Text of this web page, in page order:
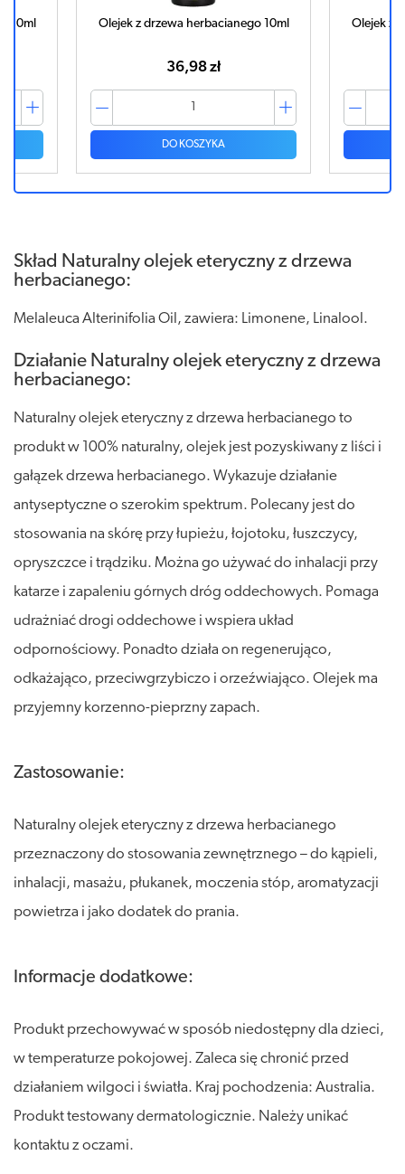
10ml Olejek z drzewa herbacianego 10ml
36,98 zł
DO KOSZYKA
Olejek z
Skład Naturalny olejek eteryczny z drzewa
herbacianego:
Melaleuca Alterinifolia Oil, zawiera: Limonene, Linalool.
Działanie Naturalny olejek eteryczny z drzewa
herbacianego:
Naturalny olejek eteryczny z drzewa herbacianego to
produkt w 100% naturalny, olejek jest pozyskiwany z liści i
gałązek drzewa herbacianego. Wykazuje działanie
antyseptyczne o szerokim spektrum. Polecany jest do
stosowania na skórę przy łupieżu, łojotoku, łuszczycy,
opryszczce i trądziku. Można go używać do inhalacji przy
katarze i zapaleniu górnych dróg oddechowych. Pomaga
udrażniać drogi oddechowe i wspiera układ
odpornościowy. Ponadto działa on regenerująco,
odkażająco, przeciwgrzybiczo i orzeźwiająco. Olejek ma
przyjemny korzenno-pieprzny zapach.
Zastosowanie:
Naturalny olejek eteryczny z drzewa herbacianego
przeznaczony do stosowania zewnętrznego – do kąpieli,
inhalacji, masażu, płukanek, moczenia stóp, aromatyzacji
powietrza i jako dodatek do prania.
Informacje dodatkowe:
Produkt przechowywać w sposób niedostępny dla dzieci,
w temperaturze pokojowej. Zaleca się chronić przed
działaniem wilgoci i światła. Kraj pochodzenia: Australia.
Produkt testowany dermatologicznie. Należy unikać
kontaktu z oczami.